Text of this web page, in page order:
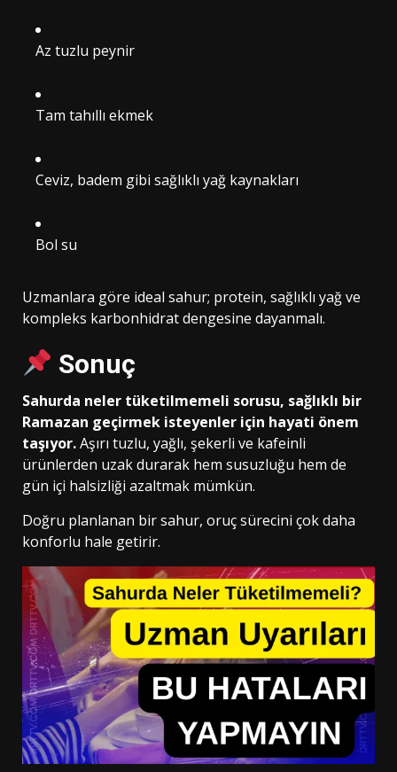
Az tuzlu peynir
Tam tahıllı ekmek
Ceviz, badem gibi sağlıklı yağ kaynakları
Bol su
Uzmanlara göre ideal sahur; protein, sağlıklı yağ ve
kompleks karbonhidrat dengesine dayanmalı.
Sonuç
Sahurda neler tüketilmemeli sorusu, sağlıklı bir
Ramazan geçirmek isteyenler için hayati önem
taşıyor.Aşırı tuzlu, yağlı, şekerli ve kafeinli
ürünlerden uzak durarak hem susuzluğu hem de
gün içi halsizliği azaltmak mümkün.
Doğru planlanan bir sahur, oruç sürecini çok daha
konforlu hale getirir.